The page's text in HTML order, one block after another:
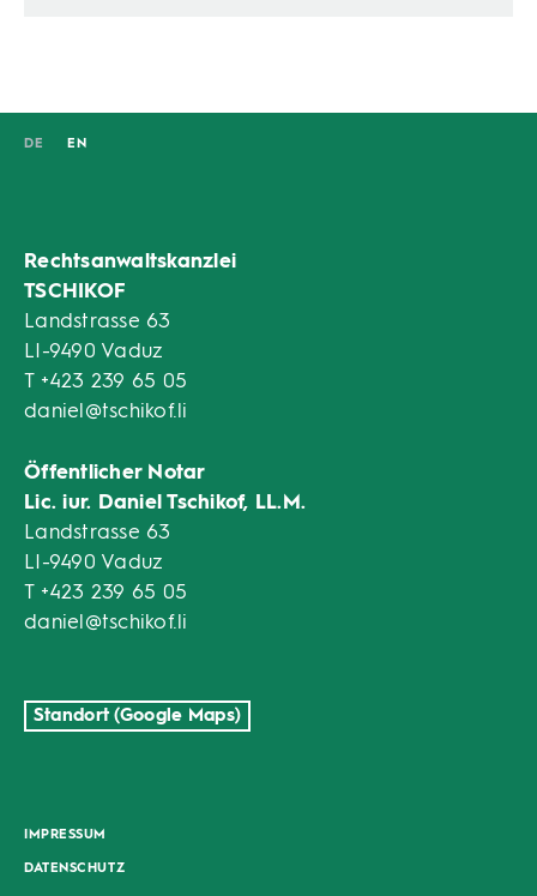
DE EN
Rechtsanwaltskanzlei
TSCHIKOF
Landstrasse 63
LI-9490 Vaduz
T +423 239 65 05
daniel@tschikof.li
Öffentlicher Notar
Lic. iur. Daniel Tschikof, LL.M.
Landstrasse 63
LI-9490 Vaduz
T +423 239 65 05
daniel@tschikof.li
Standort (Google Maps)
IMPRESSUM
DATENSCHUTZ